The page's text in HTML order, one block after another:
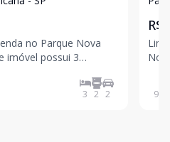
no Parque Nova
imóvel possui 3
conforto. Aproveite
localização tranquila
3 2 2
R$
de
90